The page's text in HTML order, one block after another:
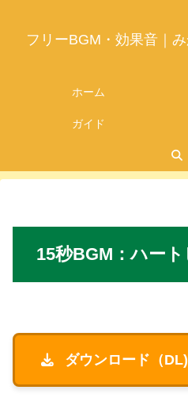
フリーBGM・効果音｜
ホーム
ガイド
15秒BGM ：ハート
ダウンロード（DL)